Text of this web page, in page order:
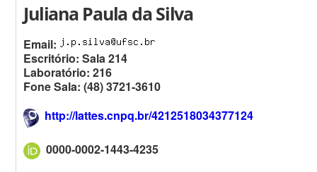
Juliana Paula da Silva
Email:
Escritório: Sala 214
Laboratório: 216
Fone Sala: (48) 3721-3610
http://lattes.cnpq.br/4212518034377124
0000-0002-1443-4235